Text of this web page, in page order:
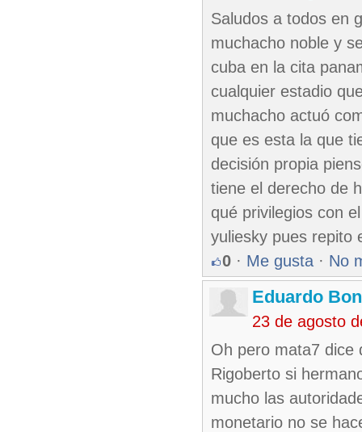
Saludos a todos en
muchacho noble y
cuba en la cita
cualquier estadio
muchacho actuó
que es esta la que
decisión propia
tiene el derecho de
qué privilegios con
yuliesky pues repito
0 · Me gusta · No
Eduardo
23 de agosto
Oh pero mata7 dice
Rigoberto si
mucho las
monetario no se